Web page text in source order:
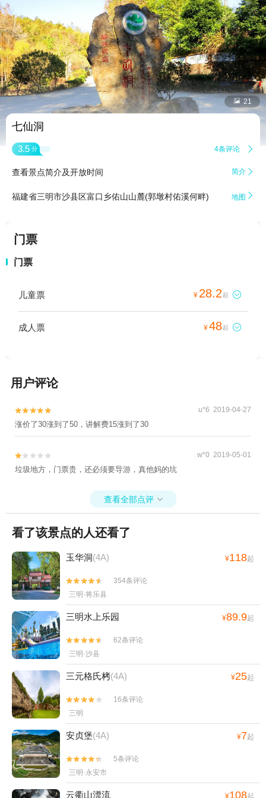
 21
七仙洞
3.5 分 4条评论 
查看景点简介及开放时间 简介 
福建省三明市沙县区富口乡佑山山麓(郭墩村佑溪何畔) 地图 
门票
门票
儿童票 ¥ 28.2 起 
成人票 ¥48起 
用户评论

 u*6 2019-04-27
涨价了30涨到了50，讲解费15涨到了30

 w*0 2019-05-01
垃圾地方，门票贵，还必须要导游，真他妈的坑
查看全部点评 
看了该景点的人还看了
玉华洞(4A) ¥118起


354条评论
三明·将乐县
三明水上乐园 ¥89.9起


62条评论
三明·沙县
三元格氏栲(4A) ¥25起


16条评论
三明
安贞堡(4A) ¥7起


5条评论
三明·永安市
云衢山漂流 108
